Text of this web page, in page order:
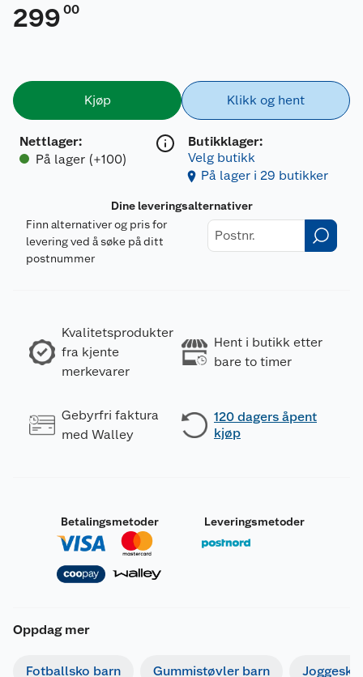
299 00
Kjøp
Nettlager:
På lager (+100)
Klikk og hent
Butikklager:
Velg butikk
På lager i 29 butikker
Dine leveringsalternativer
Finn alternativer og pris for
levering ved å søke på ditt
postnummer
Kvalitetsprodukter
fra kjente
merkevarer
Hent i butikk etter
bare to timer
Gebyrfri faktura
med Walley
120 dagers åpent
kjøp
Betalingsmetoder Leveringsmetoder
Oppdag mer
Fotballsko barn Gummistøvler barn Joggesko